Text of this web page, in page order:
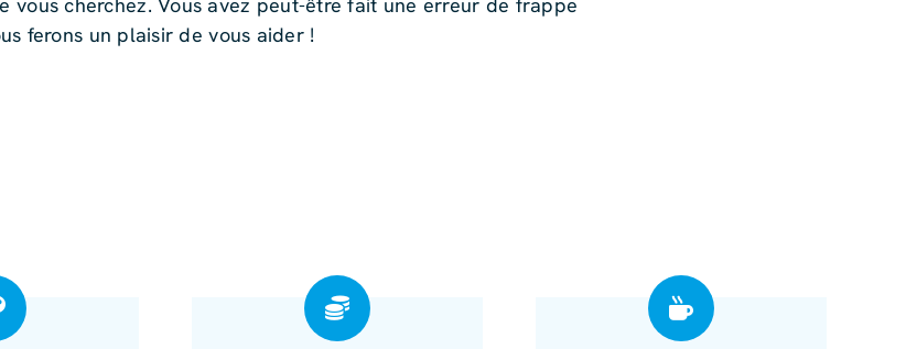
vous cherchez. Vous avez peut-être fait une erreur de frappe
ferons un plaisir de vous aider !